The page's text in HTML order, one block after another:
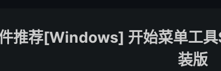
推荐[Windows] 开始菜单工
装版